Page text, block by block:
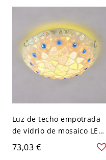
elegante con bombillas
cm Azul Blanco
Luz de techo empotrada
de vidrio de mosaico LED,
cúpula beige
mediterránea - 110 A 120
73,03 €